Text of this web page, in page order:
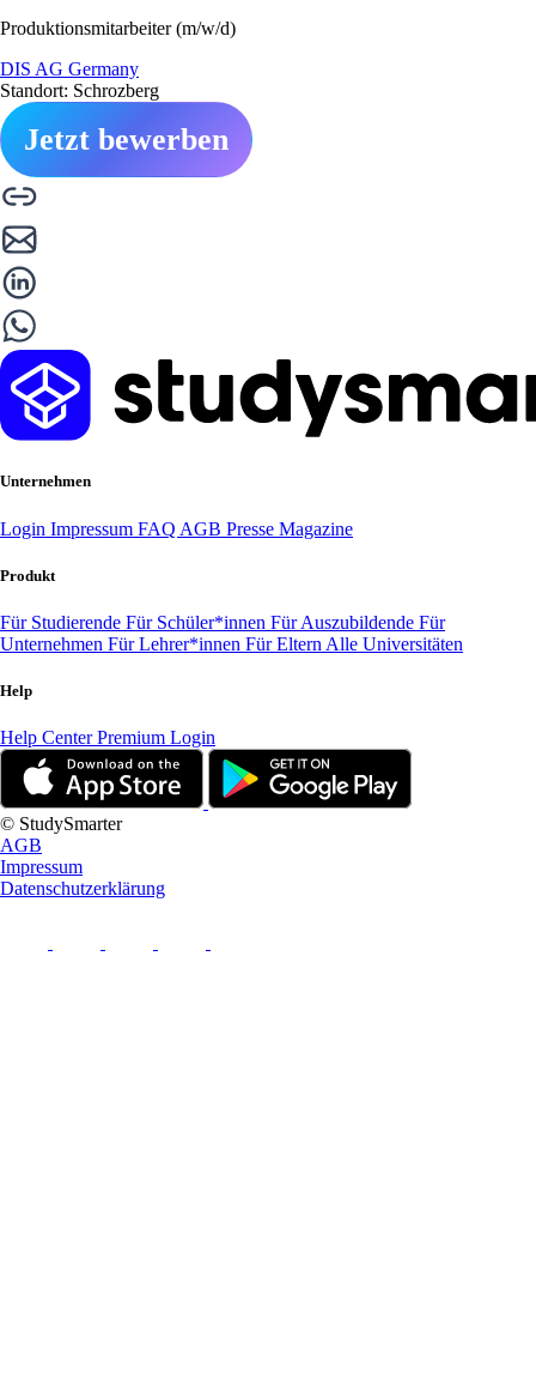
Produktionsmitarbeiter (m/w/d)
DIS AG Germany
Standort: Schrozberg
Jetzt bewerben
Unternehmen
Login Impressum FAQ AGB Presse Magazine
Produkt
Für Studierende Für Schüler*innen Für Auszubildende Für
Unternehmen Für Lehrer*innen Für Eltern Alle Universitäten
Help
Help CenterPremium Login
© StudySmarter
AGB
Impressum
Datenschutzerklärung